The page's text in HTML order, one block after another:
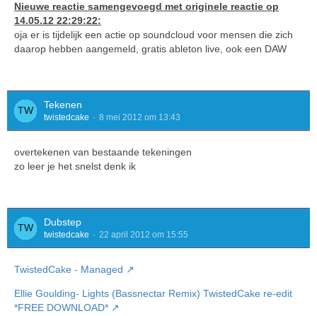
Nieuwe reactie samengevoegd met originele reactie op
14.05.12 22:29:22:
oja er is tijdelijk een actie op soundcloud voor mensen die zich
daarop hebben aangemeld, gratis ableton live, ook een DAW
Tekenen
twistedcake 8 mei 2012 om 13:43
overtekenen van bestaande tekeningen
zo leer je het snelst denk ik
Dubstep
twistedcake 22 april 2012 om 15:55
TwistedCake - Managed
Ellie Goulding- Lights (Bassnectar Remix) TwistedCake re-edit
*FREE DOWNLOAD*